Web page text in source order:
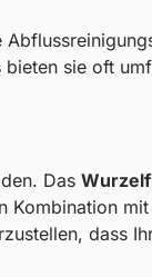
sie oft
Das
Kombination
dass